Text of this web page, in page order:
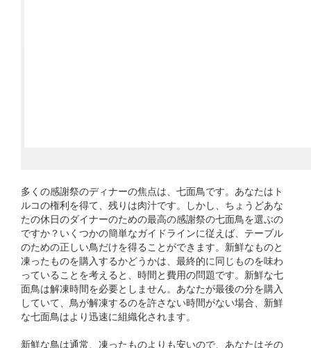
多くの感謝祭のディナーの焦点は、七面鳥です。あなたはト
ルコの権利を得て、残りは肉汁です。しかし、ちょうどあな
たの休日のダイナーのための最高の感謝祭の七面鳥を選ぶの
ですか？いくつかの簡単なガイドラインに従えば、テーブル
のための正しい鳥だけを得ることができます。新鮮なものと
凍ったものを購入するかどうかは、最終的に同じものを味わ
っていることを考えると、時間と費用の問題です。新鮮な七
面鳥は解凍時間を必要としません。あなたが最後の分を購入
していて、鳥が解凍するのを許さない時間がない場合、新鮮
な七面鳥はより迅速に組織化されます。
新鮮な鳥は通常、凍ったものよりも安いので、あなたはその